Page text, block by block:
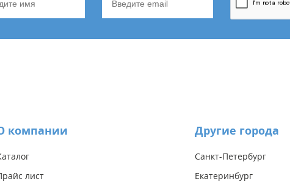
компании
лист
Другие города
Санкт-Петербург
Екатеринбург